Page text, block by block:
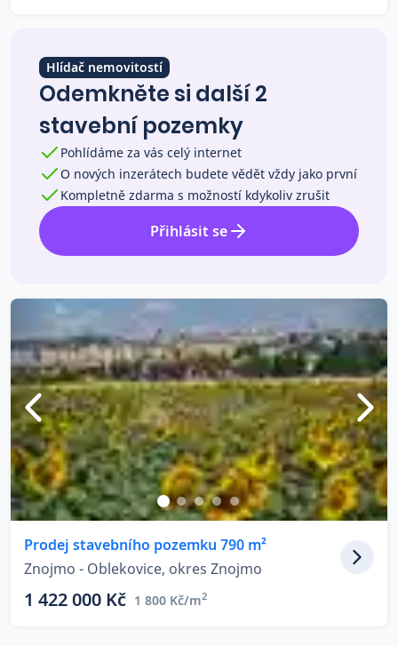
Hlídač nemovitostí
Odemkněte si další 2
stavební pozemky
Pohlídáme za vás celý internet
O nových inzerátech budete vědět vždy jako první
Kompletně zdarma s možností kdykoliv zrušit
Přihlásit se
Prodej stavebního pozemku 790 m²
Znojmo - Oblekovice, okres Znojmo
1 422 000 Kč 1 800 Kč/m2